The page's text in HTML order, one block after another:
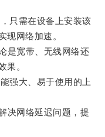
只需在设备上安装该
现网络加速。
宽带、无线网络还
果。
大、易于使用的上
网络延迟问题，提